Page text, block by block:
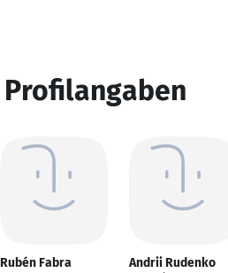
Rubén Fabra
Andrii Rudenko